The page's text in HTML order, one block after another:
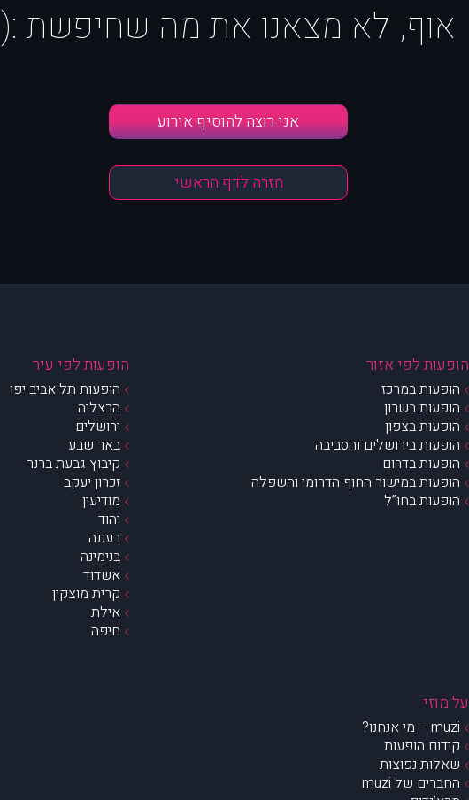
אוף, לא מצאנו את מה שחיפשת :(
אני רוצה להוסיף אירוע
חזרה לדף הראשי
הופעות לפי אזור
הופעות במרכז
הופעות בשרון
הופעות בצפון
הופעות בירושלים והסביבה
הופעות בדרום
הופעות במישור החוף הדרומי והשפלה
הופעות בחו”ל
הופעות לפי עיר
הופעות תל אביב יפו
הרצליה
ירושלים
באר שבע
קיבוץ גבעת ברנר
זכרון יעקב
מודיעין
יהוד
רעננה
בנימינה
אשדוד
קרית מוצקין
אילת
חיפה
על מוזי
muzi – מי אנחנו?
קידום הופעות
שאלות נפוצות
החברים של muzi